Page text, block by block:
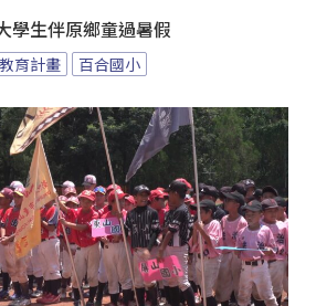
學生伴原鄉童過暑假
育計畫 百合國小